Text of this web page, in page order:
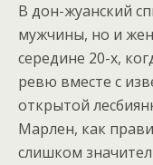
В дон-жуанский
мужчины, но и
середине 20-х,
ревю вместе с
открытой
Марлен, как
слишком